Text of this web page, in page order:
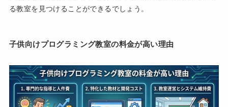
る教室を見つけることができるでしょう。
子供向けプログラミング教室の料金が高い理由